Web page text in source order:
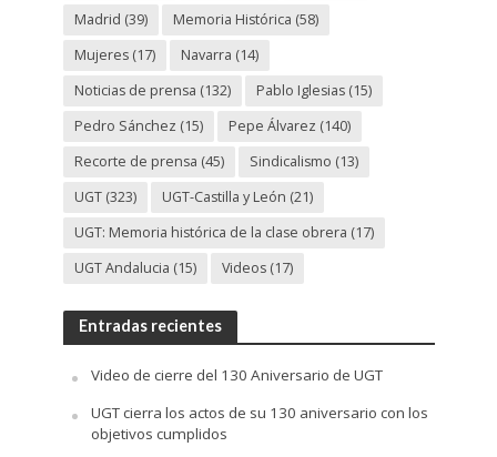
Madrid (39) Memoria Histórica (58)
Mujeres(17) Navarra (14)
Noticias de prensa (132) Pablo Iglesias(15)
Pedro Sánchez (15) Pepe Álvarez (140)
Recorte de prensa (45) Sindicalismo (13)
UGT(323) UGT-Castilla y León (21)
UGT: Memoria histórica de la clase obrera (17)
UGT Andalucia (15) Videos(17)
Entradas recientes
Video de cierre del 130 Aniversario de UGT
UGT cierra los actos de su 130 aniversario con los
objetivos cumplidos